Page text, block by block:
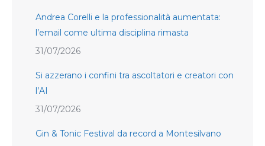
Andrea Corelli e la professionalità aumentata:
l’email come ultima disciplina rimasta
31/07/2026
Si azzerano i confini tra ascoltatori e creatori con
l’AI
31/07/2026
Gin & Tonic Festival da record a Montesilvano